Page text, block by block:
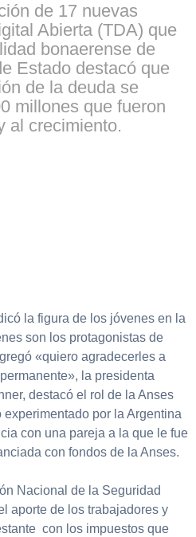
de 17 nuevas
Abierta (TDA) que
bonaerense de
Estado destacó que
de la deuda se
millones que fueron
al crecimiento.
la figura de los jóvenes en la
son los protagonistas de
«quiero agradecerles a
la presidenta
destacó el rol de la Anses
por la Argentina
con una pareja a la que le fue
con fondos de la Anses.
Nacional de la Seguridad
aporte de los trabajadores y
con los impuestos que